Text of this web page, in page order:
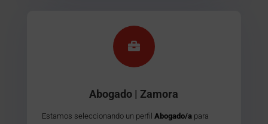

Abogado | Zamora
Estamos seleccionando un perfil Abogado/a para